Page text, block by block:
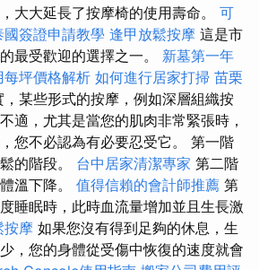
大大延長了按摩椅的使用壽命。 可
國簽證申請教學 逢甲放鬆按摩 這是市
最受歡迎的選擇之一。 新墓第一年
每坪價格解析 如何進行居家打掃 苗栗
，某些形式的按摩，例如深層組織按
適，尤其是當您的肌肉非常緊張時，
您不必認為有必要忍受它。 第一階
的階段。 台中居家清潔專家 第二階
溫下降。 值得信賴的會計師推薦 第
睡眠時，此時血流量增加並且生長激
按摩 如果您沒有得到足夠的休息，生
，您的身體從受傷中恢復的速度就會